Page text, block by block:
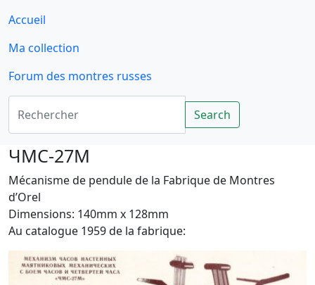
Accueil
Ma collection
Forum des montres russes
Rechercher
Search
ЧMC-27M
Mécanisme de pendule de la Fabrique de Montres
d’Orel
Dimensions: 140mm x 128mm
Au catalogue 1959 de la fabrique: